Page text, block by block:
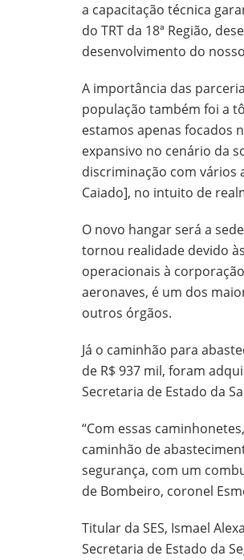
a capacitação técnica
do TRT da 18ª Região,
desenvolvimento do
A importância das
população também foi a
estamos apenas focados
expansivo no cenário da
discriminação com vários
Caiado], no intuito de
O novo hangar será a
tornou realidade devido
operacionais à
aeronaves, é um dos
outros órgãos.
Já o caminhão para
de R$ 937 mil, foram
Secretaria de Estado da
“Com essas
caminhão de
segurança, com um
de Bombeiro, coronel
Titular da SES, Ismael
Secretaria de Estado da